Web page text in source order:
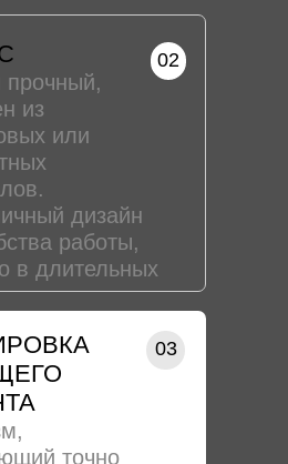
02
03
прочный,
из
или
дизайн
работы,
в длительных
точно